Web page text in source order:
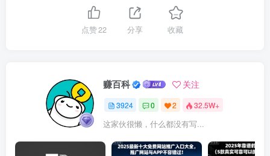
点赞22 分享 收藏
赚百科 关注
3924 0 2 32.5W+
这家伙很懒，什么都没有写...